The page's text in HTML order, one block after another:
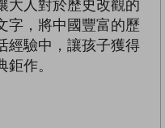
大人對於歷史改觀的
字，將中國豐富的歷
經驗中，讓孩子獲得
作。